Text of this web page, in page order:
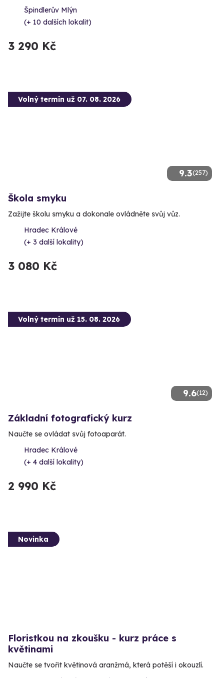
Špindlerův Mlýn
(+ 10 dalších lokalit)
3 290 Kč
9.3(257)
Volný termín už 07. 08. 2026
Škola smyku
Zažijte školu smyku a dokonale ovládněte svůj vůz.
Hradec Králové
(+ 3 další lokality)
3 080 Kč
9.6(12)
Volný termín už 15. 08. 2026
Základní fotografický kurz
Naučte se ovládat svůj fotoaparát.
Hradec Králové
(+ 4 další lokality)
2 990 Kč
Novinka
Floristkou na zkoušku - kurz práce s
květinami
Naučte se tvořit květinová aranžmá, která potěší i okouzlí.